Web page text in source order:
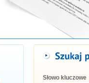
Słowo kluczowe